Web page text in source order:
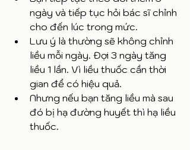
ngày và tiếp tục hỏi bác sĩ chỉnh
cho đến lúc trong mức.
Lưu ý là thường sẽ không chỉnh
liều mỗi ngày. Đợi 3 ngày tăng
liều 1 lần. Vì liều thuốc cần thời
gian để có hiệu quả.
Nhưng nếu bạn tăng liều mà sau
đó bị hạ đường huyết thì hạ liều
thuốc.